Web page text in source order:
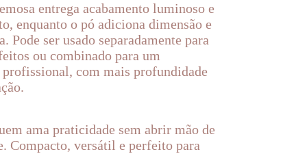
entrega acabamento luminoso e
enquanto o pó adiciona dimensão e
Pode ser usado separadamente para
ou combinado para um
profissional, com mais profundidade
ama praticidade sem abrir mão de
Compacto, versátil e perfeito para